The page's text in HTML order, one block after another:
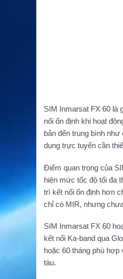
SIM Inmarsat FX 60 là
nối ổn định khi hoạt
bản đến trung bình
dụng trực tuyến cần
Điểm quan trọng của
hiện mức tốc độ tối đa
trì kết nối ổn định hơn
chỉ có MIR, nhưng
SIM Inmarsat FX 60
kết nối Ka-band qua
hoặc 60 tháng phù hợp
tàu.